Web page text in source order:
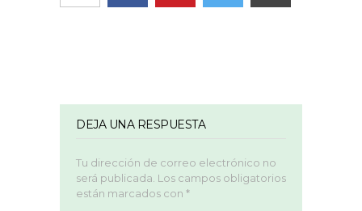
DEJA UNA RESPUESTA
Tu dirección de correo electrónico no
será publicada. Los campos obligatorios
están marcados con *